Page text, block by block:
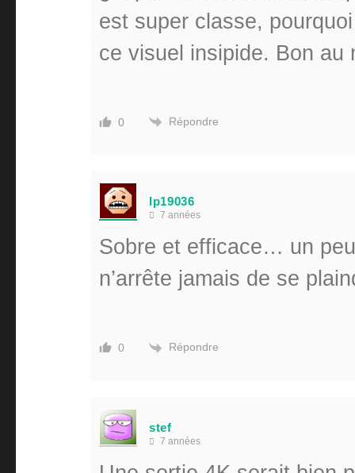
est super classe,
ce visuel insipide. Bon au
0 Répondre
lp19036
7 années
Sobre et efficace… un
n’arrête jamais de se
0 Répondre
stef
7 années